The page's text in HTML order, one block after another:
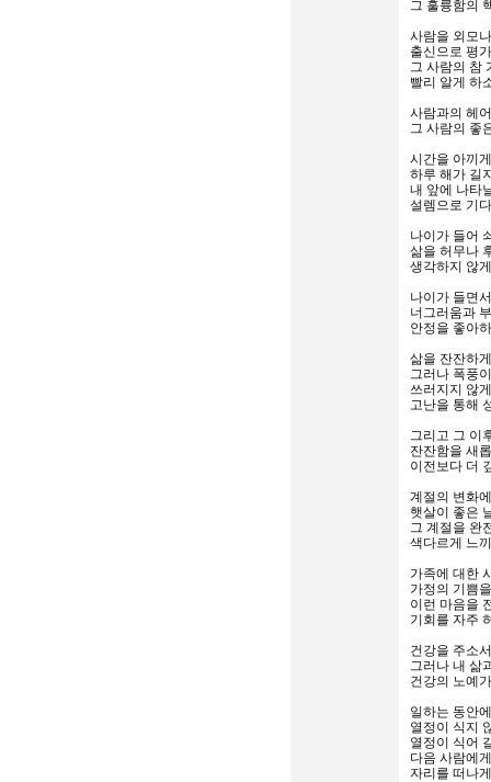
그 훌륭함의
사람을 외모
출신으로 평
그 사람의 참
빨리 알게 하
사람과의 헤
그 사람의 좋
시간을 아끼
하루 해가 길
내 앞에 나타
설렘으로 기
나이가 들어
삶을 허무나
생각하지 않
나이가 들면
너그러움과
안정을 좋아
삶을 잔잔하
그러나 폭풍
쓰러지지 않
고난을 통해
그리고 그 이
잔잔함을 새
이전보다 더
계절의 변화
햇살이 좋은
그 계절을 완
색다르게 느
가족에 대한
가정의 기쁨
이런 마음을
기회를 자주
건강을 주소
그러나 내 삶
건강의 노예
일하는 동안
열정이 식지
열정이 식어
다음 사람에
자리를 떠나